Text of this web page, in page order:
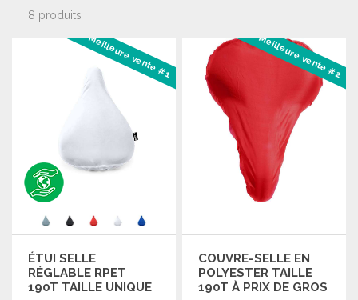
8 produits
Meilleure vente #1
ÉTUI SELLE
RÉGLABLE RPET
190T TAILLE UNIQUE
Meilleure vente #2
COUVRE-SELLE EN
POLYESTER TAILLE
190T À PRIX DE GROS